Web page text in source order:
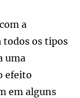
a
todos os tipos
uma
efeito
em alguns